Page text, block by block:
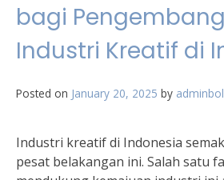
bagi
Industri Kreatif di
Posted on January 20, 2025 by adminbol
Industri kreatif di Indonesia
pesat belakangan ini. Salah satu